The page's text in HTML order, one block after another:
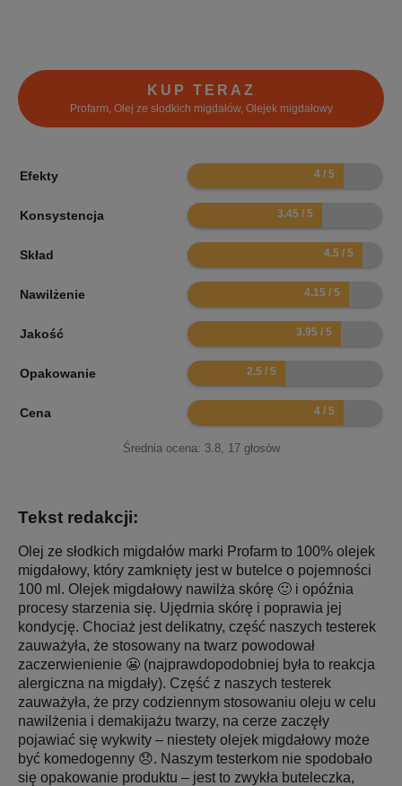
KUP TERAZ
Profarm, Olej ze słodkich migdałów, Olejek migdałowy
Efekty 8
Konsystencja 6.9
Skład 9
Nawilżenie 8.3
Jakość 7.9
Opakowanie 5
Cena 8
Średnia ocena: 3.8, 17głosów
Tekst redakcji:
Olej ze słodkich migdałów marki Profarm to 100% olejek
migdałowy, który zamknięty jest w butelce o pojemności
100 ml. Olejek migdałowy nawilża skórę 🙂 i opóźnia
procesy starzenia się. Ujędrnia skórę i poprawia jej
kondycję. Chociaż jest delikatny, część naszych testerek
zauważyła, że stosowany na twarz powodował
zaczerwienienie 😬 (najprawdopodobniej była to reakcja
alergiczna na migdały). Część z naszych testerek
zauważyła, że przy codziennym stosowaniu oleju w celu
nawilżenia i demakijażu twarzy, na cerze zaczęły
pojawiać się wykwity – niestety olejek migdałowy może
być komedogenny 😞. Naszym testerkom nie spodobało
się opakowanie produktu – jest to zwykła buteleczka,